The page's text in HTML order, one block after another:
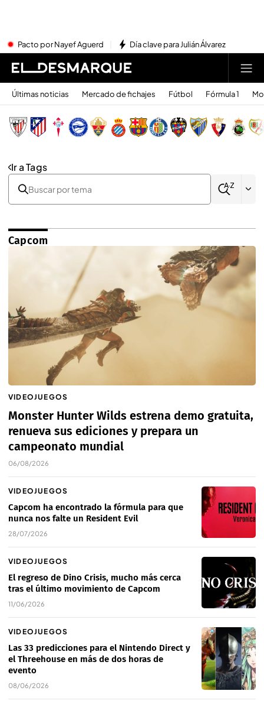
Pacto por Nayef Aguerd Día clave para Julián Álvarez
Últimas noticias Mercado de fichajes Fútbol Fórmula 1
Ir a Tags
Capcom
VIDEOJUEGOS
Monster Hunter Wilds estrena demo gratuita,
renueva sus ediciones y prepara un
campeonato mundial
06/08/2026
VIDEOJUEGOS
Capcom ha encontrado la fórmula para que
nunca nos falte un Resident Evil
28/07/2026
VIDEOJUEGOS
El regreso de Dino Crisis, mucho más cerca
tras el último movimiento de Capcom
11/06/2026
VIDEOJUEGOS
Las 33 predicciones para el Nintendo Direct y
el Threehouse en más de dos horas de
evento
08/06/2026